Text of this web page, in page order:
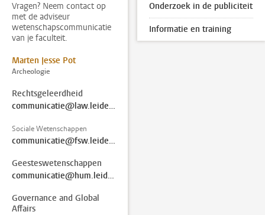
Vragen? Neem contact op
met de adviseur
wetenschapscommunicatie
van je faculteit.
Marten Jesse Pot
Archeologie
Rechtsgeleerdheid
communicatie@law.leidenuniv.nl
Sociale Wetenschappen
communicatie@fsw.leidenuniv.nl
Geesteswetenschappen
communicatie@hum.leidenuniv.nl
Governance and Global
Affairs
Onderzoek in de publiciteit
Informatie en training